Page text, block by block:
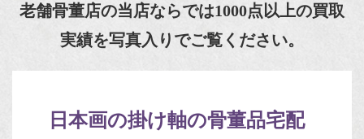
老舗骨董店の当店ならでは1000点以上の買取
実績を写真入りでご覧ください。
日本画の掛け軸の骨董品宅配